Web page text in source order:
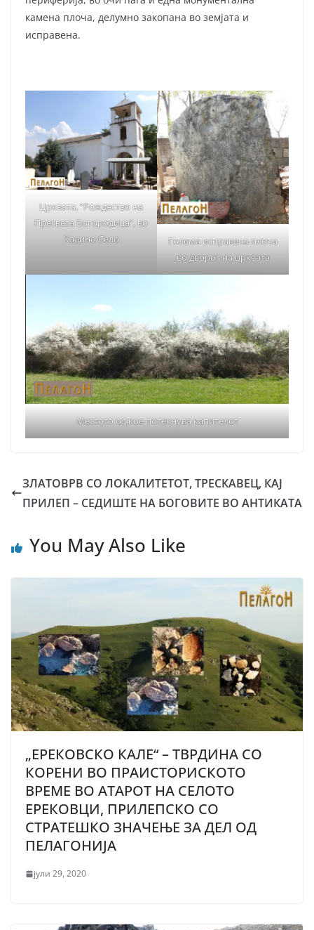
камена плоча, делумно закопана во земјата и
исправена.
Црквата, “Рождество на
Пресвета Богородица“, во
Кадино Село
Голема исправена плоча
во дворот на црквата
Местото од кое потекнува капителот
ЗЛАТОВРВ CO ЛОКАЛИТЕТОТ, ТРЕСКАВЕЦ, КАЈ
ПРИЛЕП – СЕДИШТЕ НА БОГОВИТЕ ВО АНТИКАТА
You May Also Like
„ЕРЕКОВСКО КАЛЕ“ – ТВРДИНА СО
КОРЕНИ ВО ПРАИСТОРИСКОТО
ВРЕМЕ ВО АТАРОТ НА СЕЛОТО
ЕРЕКОВЦИ, ПРИЛЕПСКО СО
СТРАТЕШКО ЗНАЧЕЊЕ ЗА ДЕЛ ОД
ПЕЛАГОНИЈА
јули 29, 2020